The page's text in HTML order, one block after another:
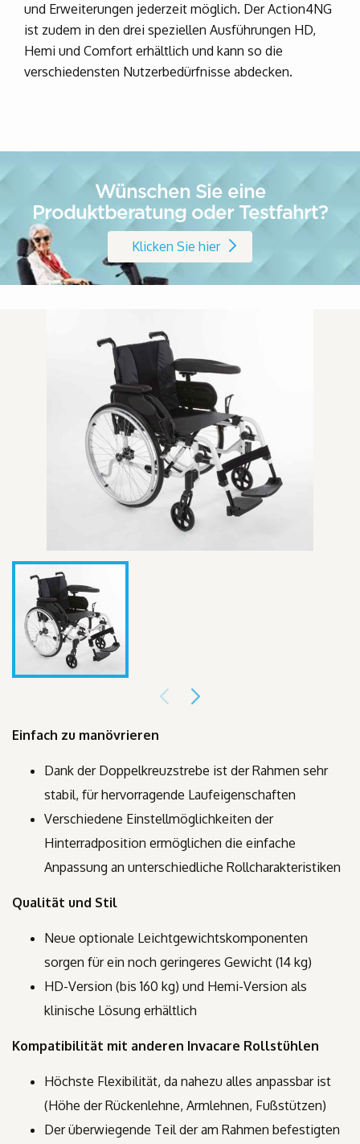
und Erweiterungen jederzeit möglich. Der Action4NG
ist zudem in den drei speziellen Ausführungen HD,
Hemi und Comfort erhältlich und kann so die
verschiedensten Nutzerbedürfnisse abdecken.
Wünschen Sie eine
Produktberatung oder Testfahrt?
Klicken Sie hier
Einfach zu manövrieren
Dank der Doppelkreuzstrebe ist der Rahmen sehr
stabil, für hervorragende Laufeigenschaften
Verschiedene Einstellmöglichkeiten der
Hinterradposition ermöglichen die einfache
Anpassung an unterschiedliche Rollcharakteristiken
Qualität und Stil
Neue optionale Leichtgewichtskomponenten
sorgen für ein noch geringeres Gewicht (14 kg)
HD-Version (bis 160 kg) und Hemi-Version als
klinische Lösung erhältlich
Kompatibilität mit anderen Invacare Rollstühlen
Höchste Flexibilität, da nahezu alles anpassbar ist
(Höhe der Rückenlehne, Armlehnen, Fußstützen)
Der überwiegende Teil der am Rahmen befestigten